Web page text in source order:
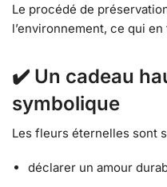
Le procédé de
l’environnement, ce qui
✔️ Un cadeau
symbolique
Les fleurs éternelles sont
déclarer un amour